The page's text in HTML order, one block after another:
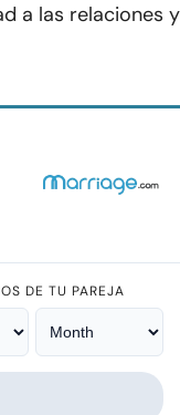
a las relaciones y
DE TU PAREJA